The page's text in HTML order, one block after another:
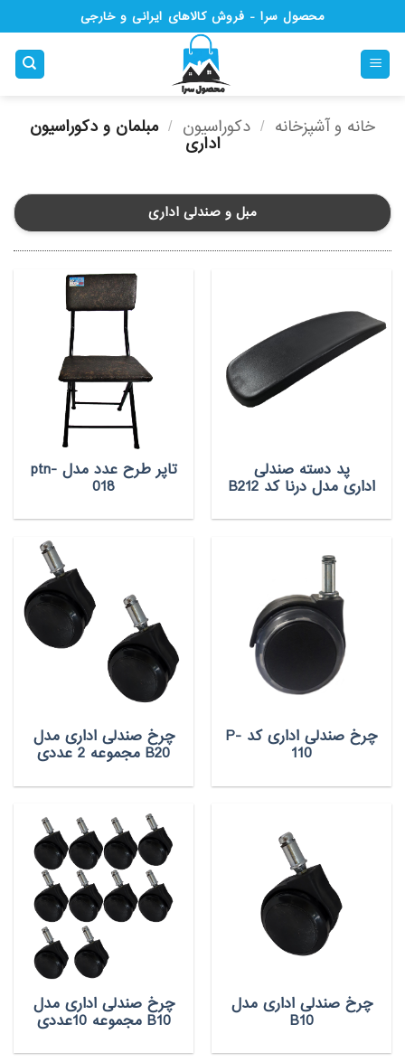
to
content
محصول سرا - فروش کالاهای ایرانی و خارجی
خانه و آشپزخانه / دکوراسیون / مبلمان و دکوراسیون
اداری
مبل و صندلی اداری
پد دسته صندلی
اداری مدل درنا کد B212
تاپر طرح عدد مدل ptn-
018
چرخ صندلی اداری کد P-
110
چرخ صندلی اداری مدل
B20 مجموعه 2 عددی
چرخ صندلی اداری مدل
B10
چرخ صندلی اداری مدل
B10 مجموعه 10عددی